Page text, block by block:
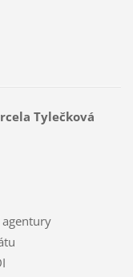
Tylečková